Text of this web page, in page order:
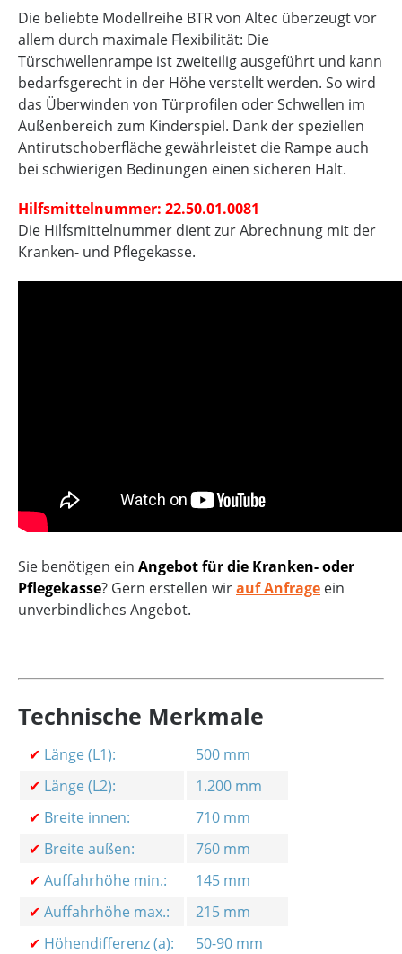
Die beliebte Modellreihe BTR von Altec überzeugt vor
allem durch maximale Flexibilität: Die
Türschwellenrampe ist zweiteilig ausgeführt und kann
bedarfsgerecht in der Höhe verstellt werden. So wird
das Überwinden von Türprofilen oder Schwellen im
Außenbereich zum Kinderspiel. Dank der speziellen
Antirutschoberfläche gewährleistet die Rampe auch
bei schwierigen Bedinungen einen sicheren Halt.
Hilfsmittelnummer: 22.50.01.0081
Die Hilfsmittelnummer dient zur Abrechnung mit der
Kranken- und Pflegekasse.
Sie benötigen ein Angebot für die Kranken- oder
Pflegekasse? Gern erstellen wirauf Anfrage ein
unverbindliches Angebot.
Technische Merkmale
✔ Länge (L1):
500 mm
✔ Länge (L2):
1.200 mm
✔ Breite innen:
710 mm
✔ Breite außen:
760 mm
✔ Auffahrhöhe min.:
145 mm
✔ Auffahrhöhe max.:
215 mm
✔ Höhendifferenz (a): 50-90 mm